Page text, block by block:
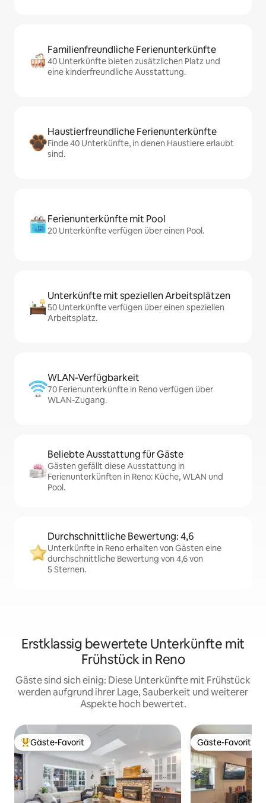
Familienfreundliche Ferienunterkünfte
40 Unterkünfte bieten zusätzlichen Platz und
eine kinderfreundliche Ausstattung.
Haustierfreundliche Ferienunterkünfte
Finde 40 Unterkünfte, in denen Haustiere erlaubt
sind.
Ferienunterkünfte mit Pool
20 Unterkünfte verfügen über einen Pool.
Unterkünfte mit speziellen Arbeitsplätzen
50 Unterkünfte verfügen über einen speziellen
Arbeitsplatz.
WLAN-Verfügbarkeit
70 Ferienunterkünfte in Reno verfügen über
WLAN-Zugang.
Beliebte Ausstattung für Gäste
Gästen gefällt diese Ausstattung in
Ferienunterkünften in Reno: Küche, WLAN und
Pool.
Durchschnittliche Bewertung: 4,6
Unterkünfte in Reno erhalten von Gästen eine
durchschnittliche Bewertung von 4,6 von
5 Sternen.
Erstklassig bewertete Unterkünfte mit
Frühstück in Reno
Gäste sind sich einig: Diese Unterkünfte mit Frühstück
werden aufgrund ihrer Lage, Sauberkeit und weiterer
Aspekte hoch bewertet.
Beliebter Gäste-Favorit.
Gäste-Favorit Gäste-Favorit
Gäste-Favorit